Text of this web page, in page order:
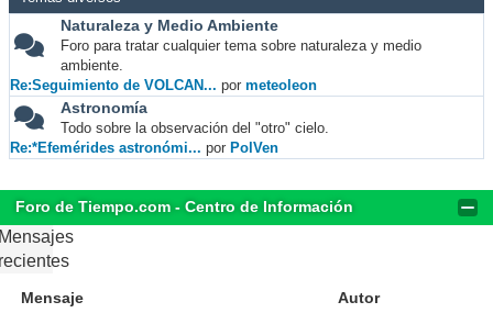
Naturaleza y Medio Ambiente
Foro para tratar cualquier tema sobre naturaleza y medio
ambiente.
Re:Seguimiento de VOLCAN... por meteoleon
Astronomía
Todo sobre la observación del "otro" cielo.
Re:*Efemérides astronómi... por PolVen
Foro de Tiempo.com - Centro de Información
Mensaje Autor